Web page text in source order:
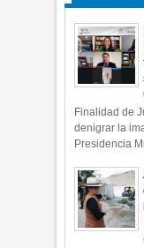
Finalidad de
denigrar la
Presidencia